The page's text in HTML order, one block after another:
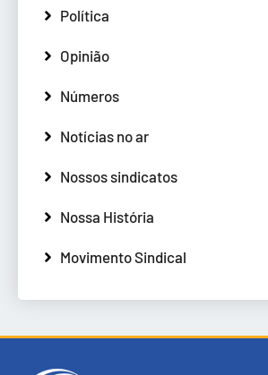
Política
Opinião
Números
Notícias no ar
Nossos sindicatos
Nossa História
Movimento Sindical